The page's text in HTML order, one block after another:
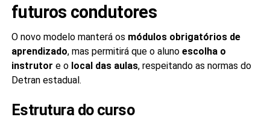
futuros condutores
O novo modelo manterá os módulos obrigatórios de
aprendizado, mas permitirá que o aluno escolha o
instrutor e o local das aulas, respeitando as normas do
Detran estadual.
Estrutura do curso